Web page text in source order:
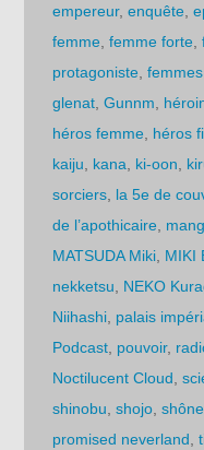
empereur,enquête ,
femme ,femme forte ,
protagoniste ,
glenat ,Gunnm
héros femme héros
kaiju
kana ki-oon
sorciers la 5e de
de l’apothicaire
MATSUDA Miki MIKI
nekketsu
NEKO
Niihashi palais
Podcast pouvoir,
Noctilucent Cloud ,
shinobu ,shojo ,
promised neverland ,